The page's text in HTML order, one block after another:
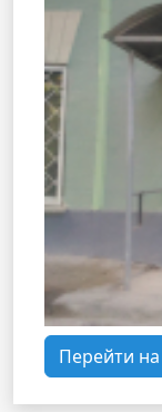
Перейти на